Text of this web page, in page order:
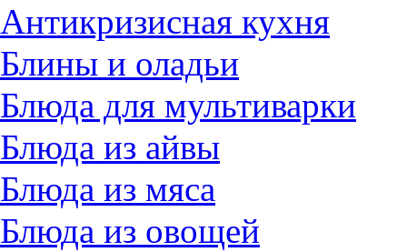
Антикризисная кухня
Блины и оладьи
Блюда для мультиварки
Блюда из айвы
Блюда из мяса
Блюда из овощей